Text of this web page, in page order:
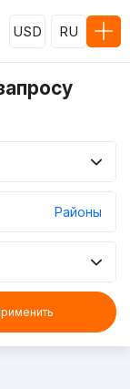
USD RU
Районы